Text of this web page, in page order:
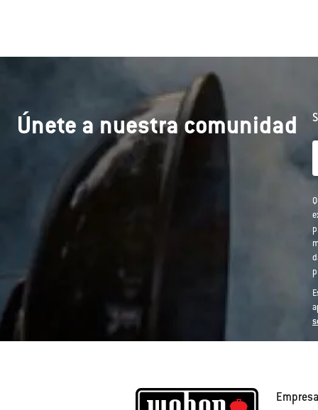
Únete a nuestra comunidad